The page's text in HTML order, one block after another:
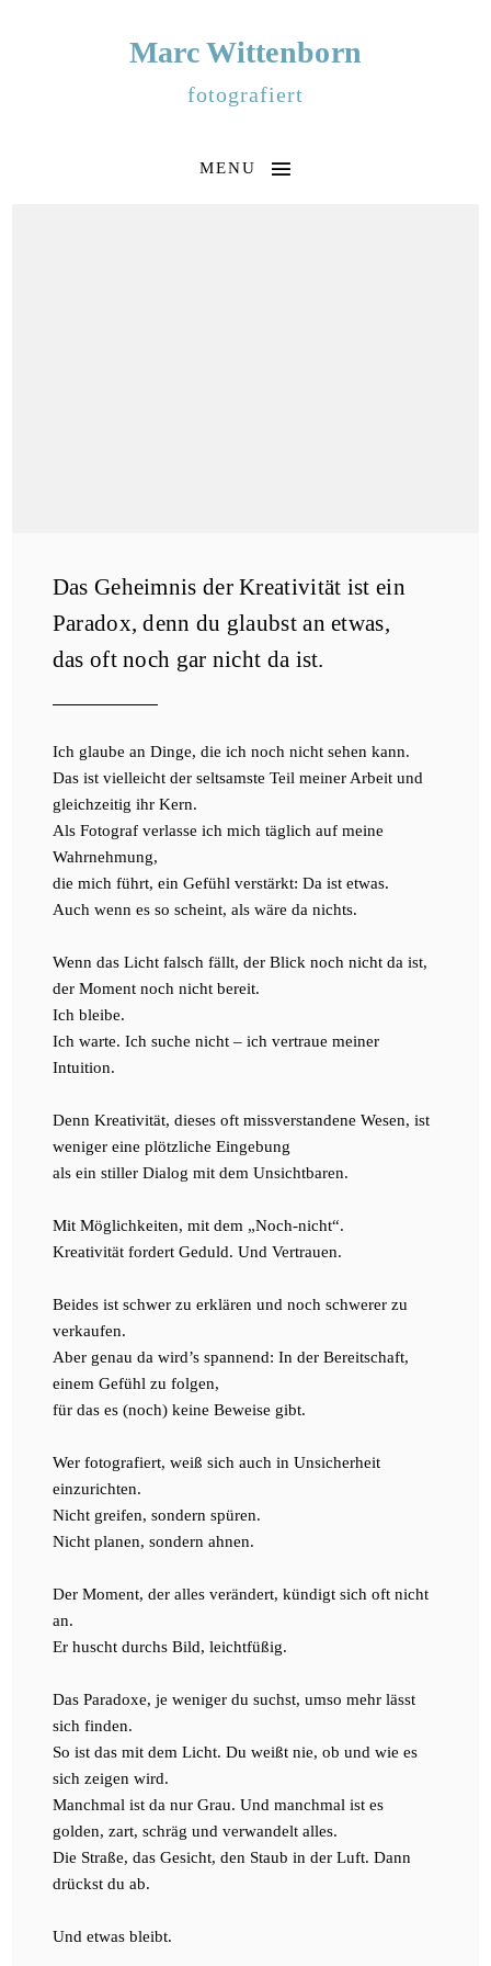
Marc Wittenborn
fotografiert
MENU
Das Geheimnis der Kreativität ist ein
Paradox, denn du glaubst an etwas,
das oft noch gar nicht da ist.
Ich glaube an Dinge, die ich noch nicht sehen kann.
Das ist vielleicht der seltsamste Teil meiner Arbeit und
gleichzeitig ihr Kern.
Als Fotograf verlasse ich mich täglich auf meine
Wahrnehmung,
die mich führt, ein Gefühl verstärkt: Da ist etwas.
Auch wenn es so scheint, als wäre da nichts.
Wenn das Licht falsch fällt, der Blick noch nicht da ist,
der Moment noch nicht bereit.
Ich bleibe.
Ich warte. Ich suche nicht – ich vertraue meiner
Intuition.
Denn Kreativität, dieses oft missverstandene Wesen, ist
weniger eine plötzliche Eingebung
als ein stiller Dialog mit dem Unsichtbaren.
Mit Möglichkeiten, mit dem „Noch-nicht“.
Kreativität fordert Geduld. Und Vertrauen.
Beides ist schwer zu erklären und noch schwerer zu
verkaufen.
Aber genau da wird’s spannend: In der Bereitschaft,
einem Gefühl zu folgen,
für das es (noch) keine Beweise gibt.
Wer fotografiert, weiß sich auch in Unsicherheit
einzurichten.
Nicht greifen, sondern spüren.
Nicht planen, sondern ahnen.
Der Moment, der alles verändert, kündigt sich oft nicht
an.
Er huscht durchs Bild, leichtfüßig.
Das Paradoxe, je weniger du suchst, umso mehr lässt
sich finden.
So ist das mit dem Licht. Du weißt nie, ob und wie es
sich zeigen wird.
Manchmal ist da nur Grau. Und manchmal ist es
golden, zart, schräg und verwandelt alles.
Die Straße, das Gesicht, den Staub in der Luft. Dann
drückst du ab.
Und etwas bleibt.